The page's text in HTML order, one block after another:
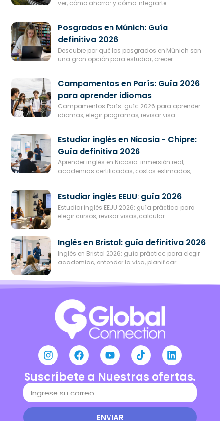
ver, cómo ahorrar y cómo integrarte...
Posgrados en Múnich: Guía
definitiva 2026
Descubre por qué los posgrados en Múnich son
una gran opción para estudiar, crecer...
Campamentos en París: Guía 2026
para aprender idiomas
Campamentos París: guía 2026 para aprender
idiomas, elegir programas, revisar visa...
Estudiar inglés en Nicosia - Chipre:
Guía definitiva 2026
Aprender inglés en Nicosia: inmersión real,
academias certificadas, costos estimados,...
Estudiar inglés EEUU: guía 2026
Estudiar inglés EEUU 2026: guía práctica para
elegir cursos, revisar visas, calcular...
Inglés en Bristol: guía definitiva 2026
Inglés en Bristol 2026: guía práctica para elegir
academias, entender la visa, planificar...
Suscríbete a Nuestras ofertas.
ENVIAR